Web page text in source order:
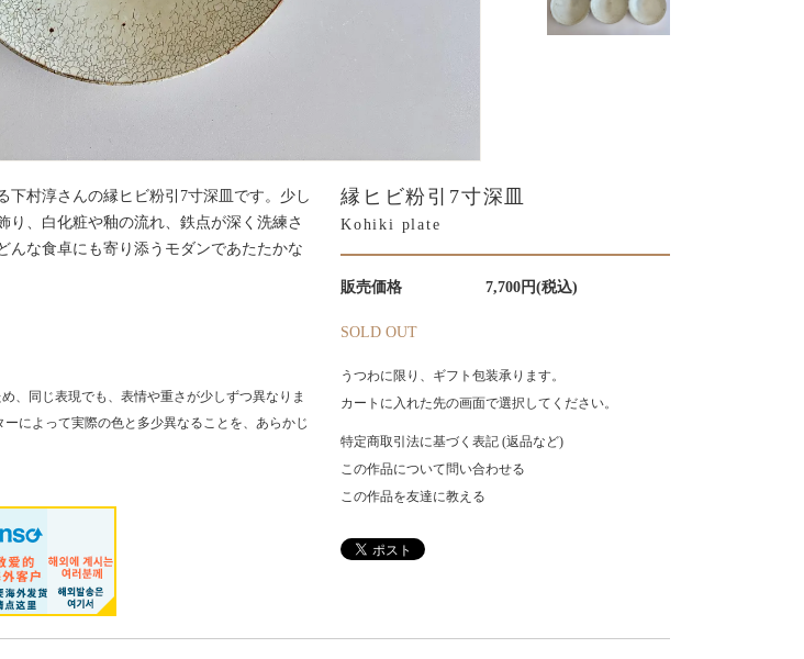
下村淳さんの縁ヒビ粉引7寸深皿です。少し
り、白化粧や釉の流れ、鉄点が深く洗練さ
んな食卓にも寄り添うモダンであたたかな
、同じ表現でも、表情や重さが少しずつ異なりま
によって実際の色と多少異なることを、あらかじ
縁ヒビ粉引7寸深皿
Kohiki plate
販売価格 7,700円(税込)
SOLD OUT
うつわに限り、ギフト包装承ります。
カートに入れた先の画面で選択してください。
特定商取引法に基づく表記 (返品など)
この作品について問い合わせる
この作品を友達に教える